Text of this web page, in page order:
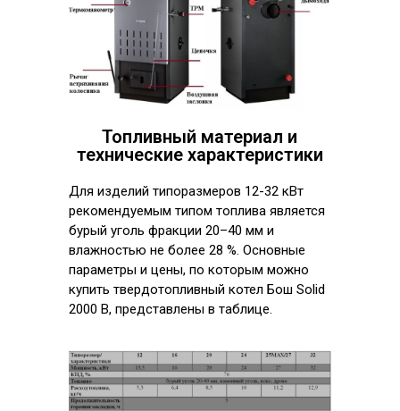
Топливный материал и
технические характеристики
Для изделий типоразмеров 12-32 кВт
рекомендуемым типом топлива является
бурый уголь фракции 20–40 мм и
влажностью не более 28 %. Основные
параметры и цены, по которым можно
купить твердотопливный котел Бош Solid
2000 B, представлены в таблице.